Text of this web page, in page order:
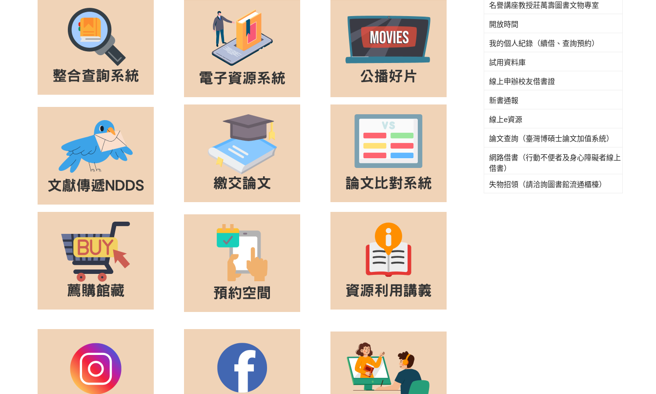
名譽講座教授莊萬壽圖書文物專室
開放時間
我的個人紀錄（續借、查詢預約）
試用資料庫
線上申辦校友借書證
新書通報
線上e資源
論文查詢（臺灣博碩士論文加值系統）
網路借書（行動不便者及身心障礙者線上
借書）
失物招領（請洽詢圖書館流通櫃檯）